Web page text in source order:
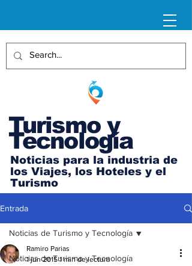
Turismo y
Tecnología
Noticias para la industria de
los Viajes, los Hoteles y el
Turismo
Entrada
Noticias de Turismo y Tecnología
Noticias de Turismo y Tecnología
Ramiro Parias
1 jun 2015 1 min de lectura